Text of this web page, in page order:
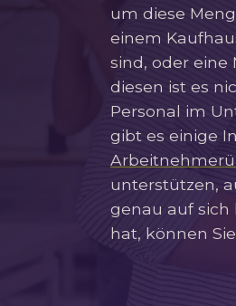
um diese
einem
sind, oder eine
diesen ist es
Personal im
gibt es einige
unterstützen,
genau auf sich
hat, können